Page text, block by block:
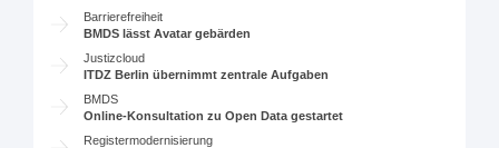
Barrierefreiheit
BMDS lässt Avatar gebärden
Justizcloud
ITDZ Berlin übernimmt zentrale Aufgaben
BMDS
Online-Konsultation zu Open Data gestartet
Registermodernisierung